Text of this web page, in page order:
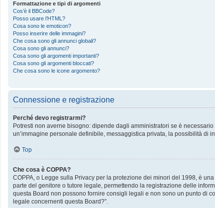
Formattazione e tipi di argomenti
Cos’è il BBCode?
Posso usare l’HTML?
Cosa sono le emoticon?
Posso inserire delle immagini?
Che cosa sono gli annunci globali?
Cosa sono gli annunci?
Cosa sono gli argomenti importanti?
Cosa sono gli argomenti bloccati?
Che cosa sono le icone argomento?
Connessione e registrazione
Perché devo registrarmi?
Potresti non averne bisogno: dipende dagli amministratori se è
un’immagine personale definibile, messaggistica privata, la possibilità di
Top
Che cosa è COPPA?
COPPA, o Legge sulla Privacy per la protezione dei minori del 1998, è
parte del genitore o tutore legale, permettendo la registrazione delle
questa Board non possono fornire consigli legali e non sono un punto di
legale concernenti questa Board?”.